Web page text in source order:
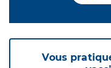
Vous